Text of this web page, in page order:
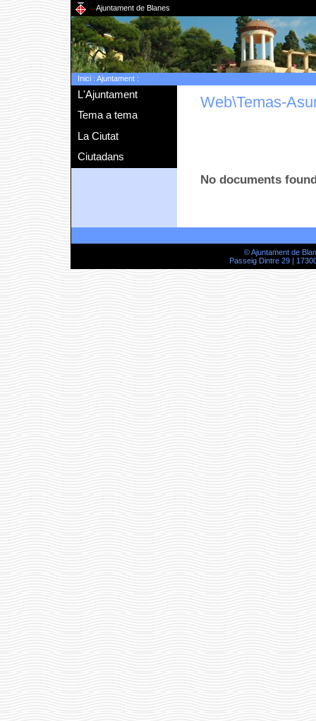
Ajuntament de Blanes
Inici: Ajuntament:
L'Ajuntament
Tema a tema
La Ciutat
Ciutadans
Web\Temas-
No documents
© Ajuntament de
Passeig Dintre 29 |